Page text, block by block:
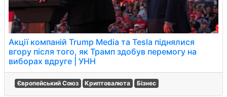
Акції компаній Trump Media та Tesla піднялися
вгору після того, як Трамп здобув перемогу на
виборах вдруге | УНН
Європейський Союз Криптовалюта Бізнес